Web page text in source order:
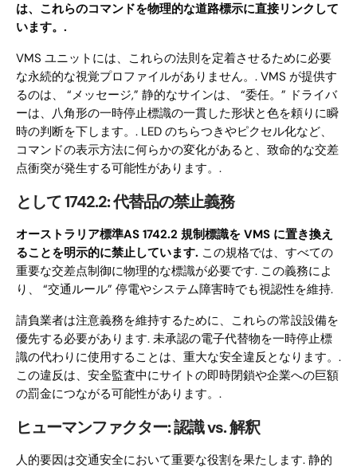
は、これらのコマンドを物理的な道路標示に直接リンクして
います。.
VMS ユニットには、これらの法則を定着させるために必要
な永続的な視覚プロファイルがありません。. VMS が提供す
るのは、 “メッセージ,” 静的なサインは、 “委任。” ドライバ
ーは、八角形の一時停止標識の一貫した形状と色を頼りに瞬
時の判断を下します。. LED のちらつきやピクセル化など、
コマンドの表示方法に何らかの変化があると、致命的な交差
点衝突が発生する可能性があります。.
として 1742.2: 代替品の禁止義務
オーストラリア標準AS 1742.2 規制標識を VMS に置き換え
ることを明示的に禁止しています. この規格では、すべての
重要な交差点制御に物理的な標識が必要です. この義務によ
り、 “交通ルール” 停電やシステム障害時でも視認性を維持.
請負業者は注意義務を維持するために、これらの常設設備を
優先する必要があります. 未承認の電子代替物を一時停止標
識の代わりに使用することは、重大な安全違反となります。.
この違反は、安全監査中にサイトの即時閉鎖や企業への巨額
の罰金につながる可能性があります。.
ヒューマンファクター: 認識 vs. 解釈
人的要因は交通安全において重要な役割を果たします. 静的